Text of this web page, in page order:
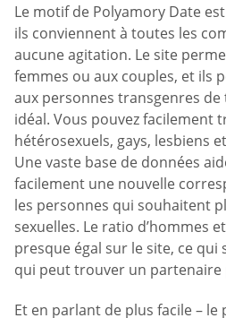
Le motif de Polyamory Date
ils conviennent à toutes les
aucune agitation. Le site
femmes ou aux couples, et ils
aux personnes transgenres
idéal. Vous pouvez facilement
hétérosexuels, gays, lesbiens
Une vaste base de données
facilement une nouvelle
les personnes qui souhaitent
sexuelles. Le ratio d’hommes
presque égal sur le site, ce qui
qui peut trouver un partenaire
Et en parlant de plus facile – le